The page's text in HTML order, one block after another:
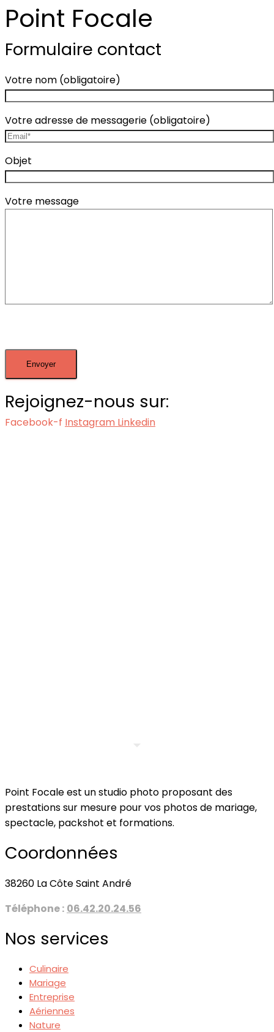
Point Focale
Formulaire contact
Votre nom (obligatoire)
Votre adresse de messagerie (obligatoire)
Objet
Votre message
Rejoignez-nous sur:
Facebook-f Instagram Linkedin
Point Focale est un studio photo proposant des
prestations sur mesure pour vos photos de mariage,
spectacle, packshot et formations.
Coordonnées
38260 La Côte Saint André
Téléphone : 06.42.20.24.56
Nos services
Culinaire
Mariage
Entreprise
Aériennes
Nature